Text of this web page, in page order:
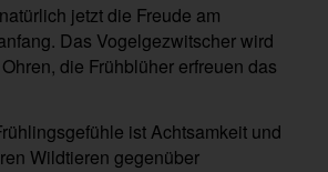
jetzt die Freude am
Das Vogelgezwitscher wird
die Frühblüher erfreuen das
ist Achtsamkeit und
Wildtieren gegenüber